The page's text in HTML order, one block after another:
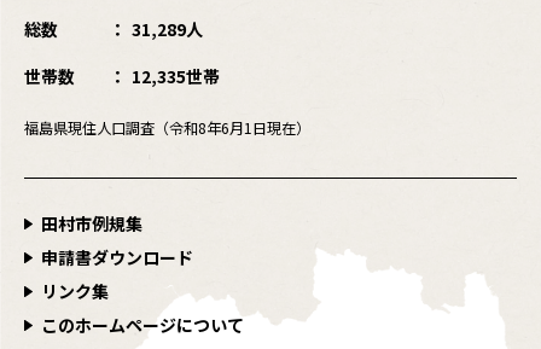
総数
31,289人
世帯数
12,335世帯
福島県現住人口調査（令和8年6月1日現在）
田村市例規集
申請書ダウンロード
リンク集
このホームページについて